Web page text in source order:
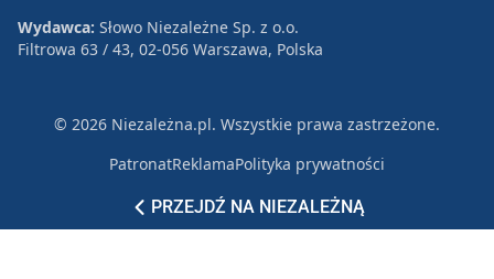
PRZEJDŹ NA NIEZALEŻNĄ
Wydawca: Słowo Niezależne Sp. z o.o.
Filtrowa 63 / 43, 02-056 Warszawa, Polska
© 2026 Niezależna.pl. Wszystkie prawa zastrzeżone.
PatronatReklamaPolityka prywatności